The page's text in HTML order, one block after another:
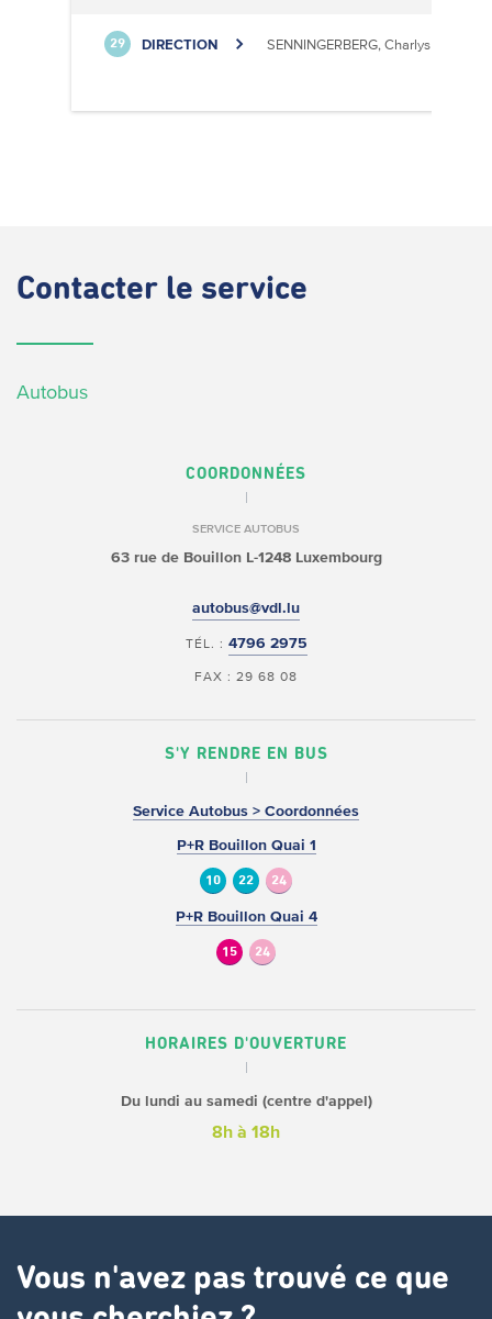
29 DIRECTION SENNINGERBERG, Charlys Statioun
Contacter le service
Autobus
COORDONNÉES
SERVICE AUTOBUS
63 rue de BouillonL-1248 Luxembourg
autobus@vdl.lu
TÉL. : 4796 2975
FAX : 29 68 08
S'Y RENDRE EN BUS
Service Autobus > Coordonnées
P+R Bouillon Quai 1
10 22 24
P+R Bouillon Quai 4
15 24
HORAIRES D'OUVERTURE
Du lundi au samedi (centre d'appel)
8h à 18h
Vous n'avez pas trouvé ce que